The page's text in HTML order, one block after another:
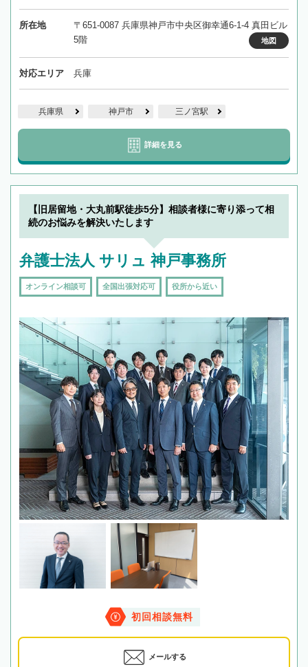
所在地
〒651-0087 兵庫県神戸市中央区御幸通6-1-4 真田ビル
5階
地図
対応エリア 兵庫
兵庫県 神戸市 三ノ宮駅
詳細を見る
【旧居留地・大丸前駅徒歩5分】相談者様に寄り添って相
続のお悩みを解決いたします
弁護士法人 サリュ 神戸事務所
オンライン相談可 全国出張対応可 役所から近い
初回相談無料
メールする